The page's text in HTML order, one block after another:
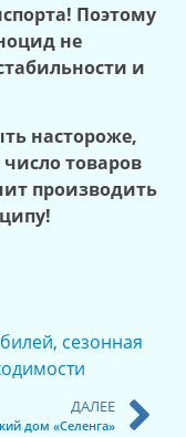
Поэтому
не
и
настороже,
товаров
производить
, сезонная
ДАЛЕЕ
дом «Селенга»